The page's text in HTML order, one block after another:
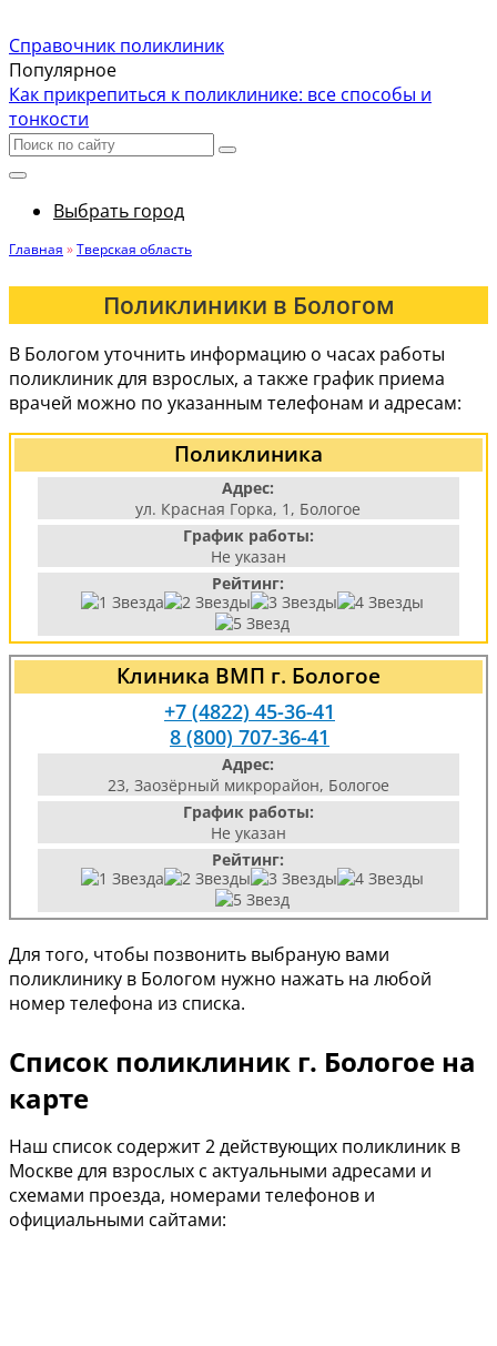
Справочник поликлиник
Популярное
Как прикрепиться к поликлинике: все способы и
тонкости
Выбрать город
Главная »Тверская область
Поликлиники в Бологом
В Бологом уточнить информацию о часах работы
поликлиник для взрослых, а также график приема
врачей можно по указанным телефонам и адресам:
Поликлиника
Адрес:
ул. Красная Горка, 1, Бологое
График работы:
Не указан
Рейтинг:
Клиника ВМП г. Бологое
+7 (4822) 45-36-41
8 (800) 707-36-41
Адрес:
23, Заозёрный микрорайон, Бологое
График работы:
Не указан
Рейтинг:
Для того, чтобы позвонить выбраную вами
поликлинику в Бологом нужно нажать на любой
номер телефона из списка.
Список поликлиник г. Бологое на
карте
Наш список содержит 2 действующих поликлиник в
Москве для взрослых с актуальными адресами и
схемами проезда, номерами телефонов и
официальными сайтами: